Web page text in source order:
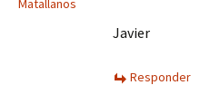
Matallanos
Javier
Responder